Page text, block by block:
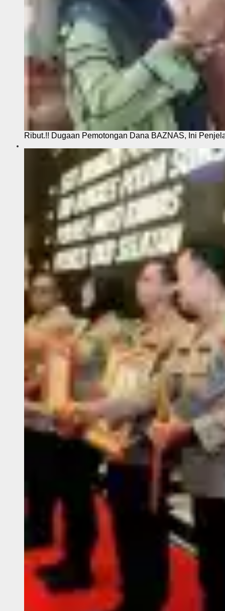
Ribut.!! Dugaan Pemotongan Dana BAZNAS, Ini